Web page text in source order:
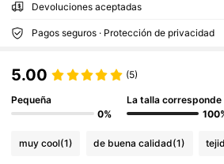
Devoluciones aceptadas
Pagos seguros · Protección de privacidad
5.00 (5)
Pequeña
0%
La talla corresponde
muy cool(1) de buena calidad(1)